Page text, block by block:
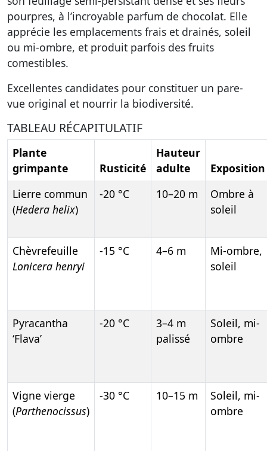
pourpres, à l’incroyable parfum de chocolat. Elle
apprécie les emplacements frais et drainés, soleil
ou mi-ombre, et produit parfois des fruits
comestibles.
Excellentes candidates pour constituer un pare-
vue original et nourrir la biodiversité.
TABLEAU RÉCAPITULATIF
Plante
grimpante
Rusticité
Hauteur
adulte
Exposition
Lierre commun
(Hedera helix)
-20 °C 10–20 m
Ombre à
soleil
Chèvrefeuille
Lonicera henryi
-15 °C 4–6 m
Mi-ombre,
soleil
Pyracantha
‘Flava’
-20 °C
3–4 m
palissé
Soleil, mi-
ombre
Vigne vierge
(Parthenocissus)
-30 °C 10–15 m
Soleil, mi-
ombre